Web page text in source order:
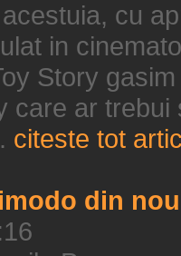
cu
in
Story
care ar
citeste tot
din